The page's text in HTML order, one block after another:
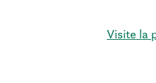
Visite la